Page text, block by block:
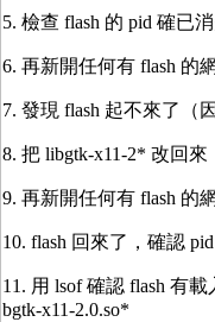
5. 檢查 flash 的 pid 確已
6. 再新開任何有 flash 的
7. 發現 flash 起不來了（
8. 把 libgtk-x11-2* 改回來
9. 再新開任何有 flash 的
10. flash 回來了，確認
11. 用 lsof 確認 flash 有
bgtk-x11-2.0.so*